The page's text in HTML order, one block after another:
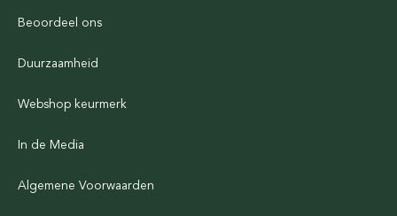
Beoordeel ons
Duurzaamheid
Webshop keurmerk
In de Media
Algemene Voorwaarden